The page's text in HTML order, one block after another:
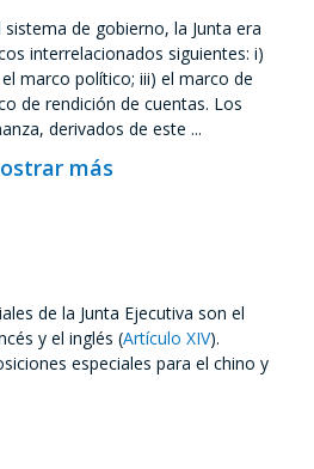
de gobierno, la Junta era
interrelacionados siguientes: i)
marco político; iii) el marco de
de rendición de cuentas. Los
derivados de este ...
más
de la Junta Ejecutiva son el
y el inglés (Artículo XIV).
especiales para el chino y